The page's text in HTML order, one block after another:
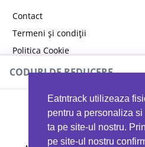
Eatntrack utilizeaza
pentru a personaliza
ta pe site-ul nostru.
pe site-ul nostru
Contact
Termeni și condiții
Politica Cookie
Politica de confidențialitate
CODURI DE REDUCERE